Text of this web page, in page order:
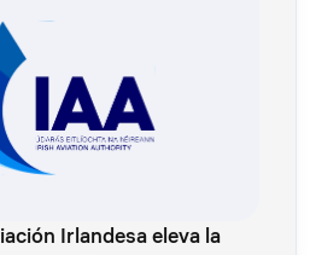
Irlandesa eleva la